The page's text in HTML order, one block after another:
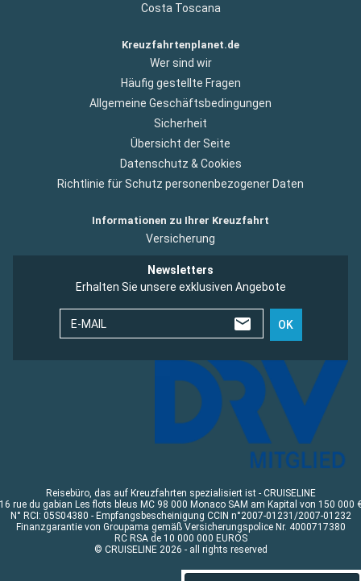
Costa Toscana
Kreuzfahrtenplanet.de
Wer sind wir
Häufig gestellte Fragen
Allgemeine Geschäftsbedingungen
Sicherheit
Übersicht der Seite
Datenschutz & Cookies
Richtlinie für Schutz personenbezogener Daten
Informationen zu Ihrer Kreuzfahrt
Versicherung
Newsletters
Erhalten Sie unsere exklusiven Angebote
E-MAIL OK
Reisebüro, das auf Kreuzfahrten spezialisiert ist - CRUISELINE
rue du gabian Les flots bleus MC 98 000 Monaco SAM am Kapital von 150 000
N° RCI: 05S04380 - Empfangsbescheinigung CCIN n°2007-01231/2007-01232
Finanzgarantie von Groupama gemäß Versicherungspolice Nr. 4000717380
RC RSA de 10 000 000 EUROS
© CRUISELINE 2026 - all rights reserved